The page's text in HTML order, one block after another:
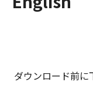
ダウンロード前に